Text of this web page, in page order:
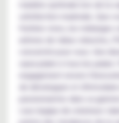
manière optimale lors de la
satisfaction maximale. Que
fruitées vives, les mélanges
engagement envers
de développer et
passionnantes dans sa
Leur équipe de créateurs